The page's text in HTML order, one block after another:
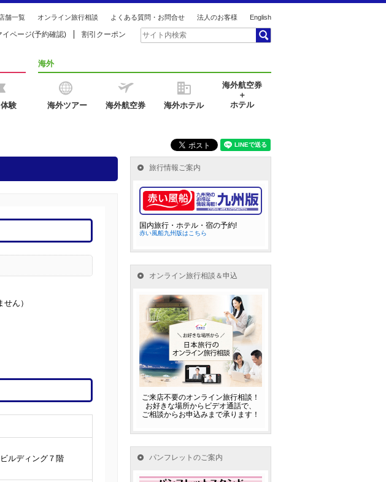
舗一覧 オンライン旅行相談 よくある質問・お問合せ 法人のお客様 English
イページ(予約確認) 割引クーポン
験
海外
海外ツアー 海外航空券 海外ホテル
海外航空券
＋
ホテル
ん）
ルディング７階
旅行情報ご案内
国内旅行・ホテル・宿の予約!
赤い風船九州版はこちら
オンライン旅行相談＆申込
ご来店不要のオンライン旅行相談！
お好きな場所からビデオ通話で、
ご相談からお申込みまで承ります！
パンフレットのご案内